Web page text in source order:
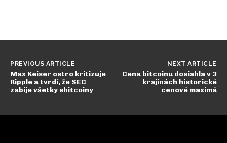
PREVIOUS ARTICLE
Max Keiser ostro kritizuje
Ripple a tvrdí, že SEC
zabije všetky shitcoiny
NEXT ARTICLE
Cena bitcoinu dosiahla v 3
krajinách historické
cenové maximá